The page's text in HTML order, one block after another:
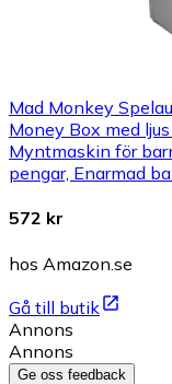
Mad Monkey
Money Box med
Myntmaskin för
pengar, Enarmad
572 kr
hos Amazon.se
Gå till butik
Annons
Annons
Ge oss feedback